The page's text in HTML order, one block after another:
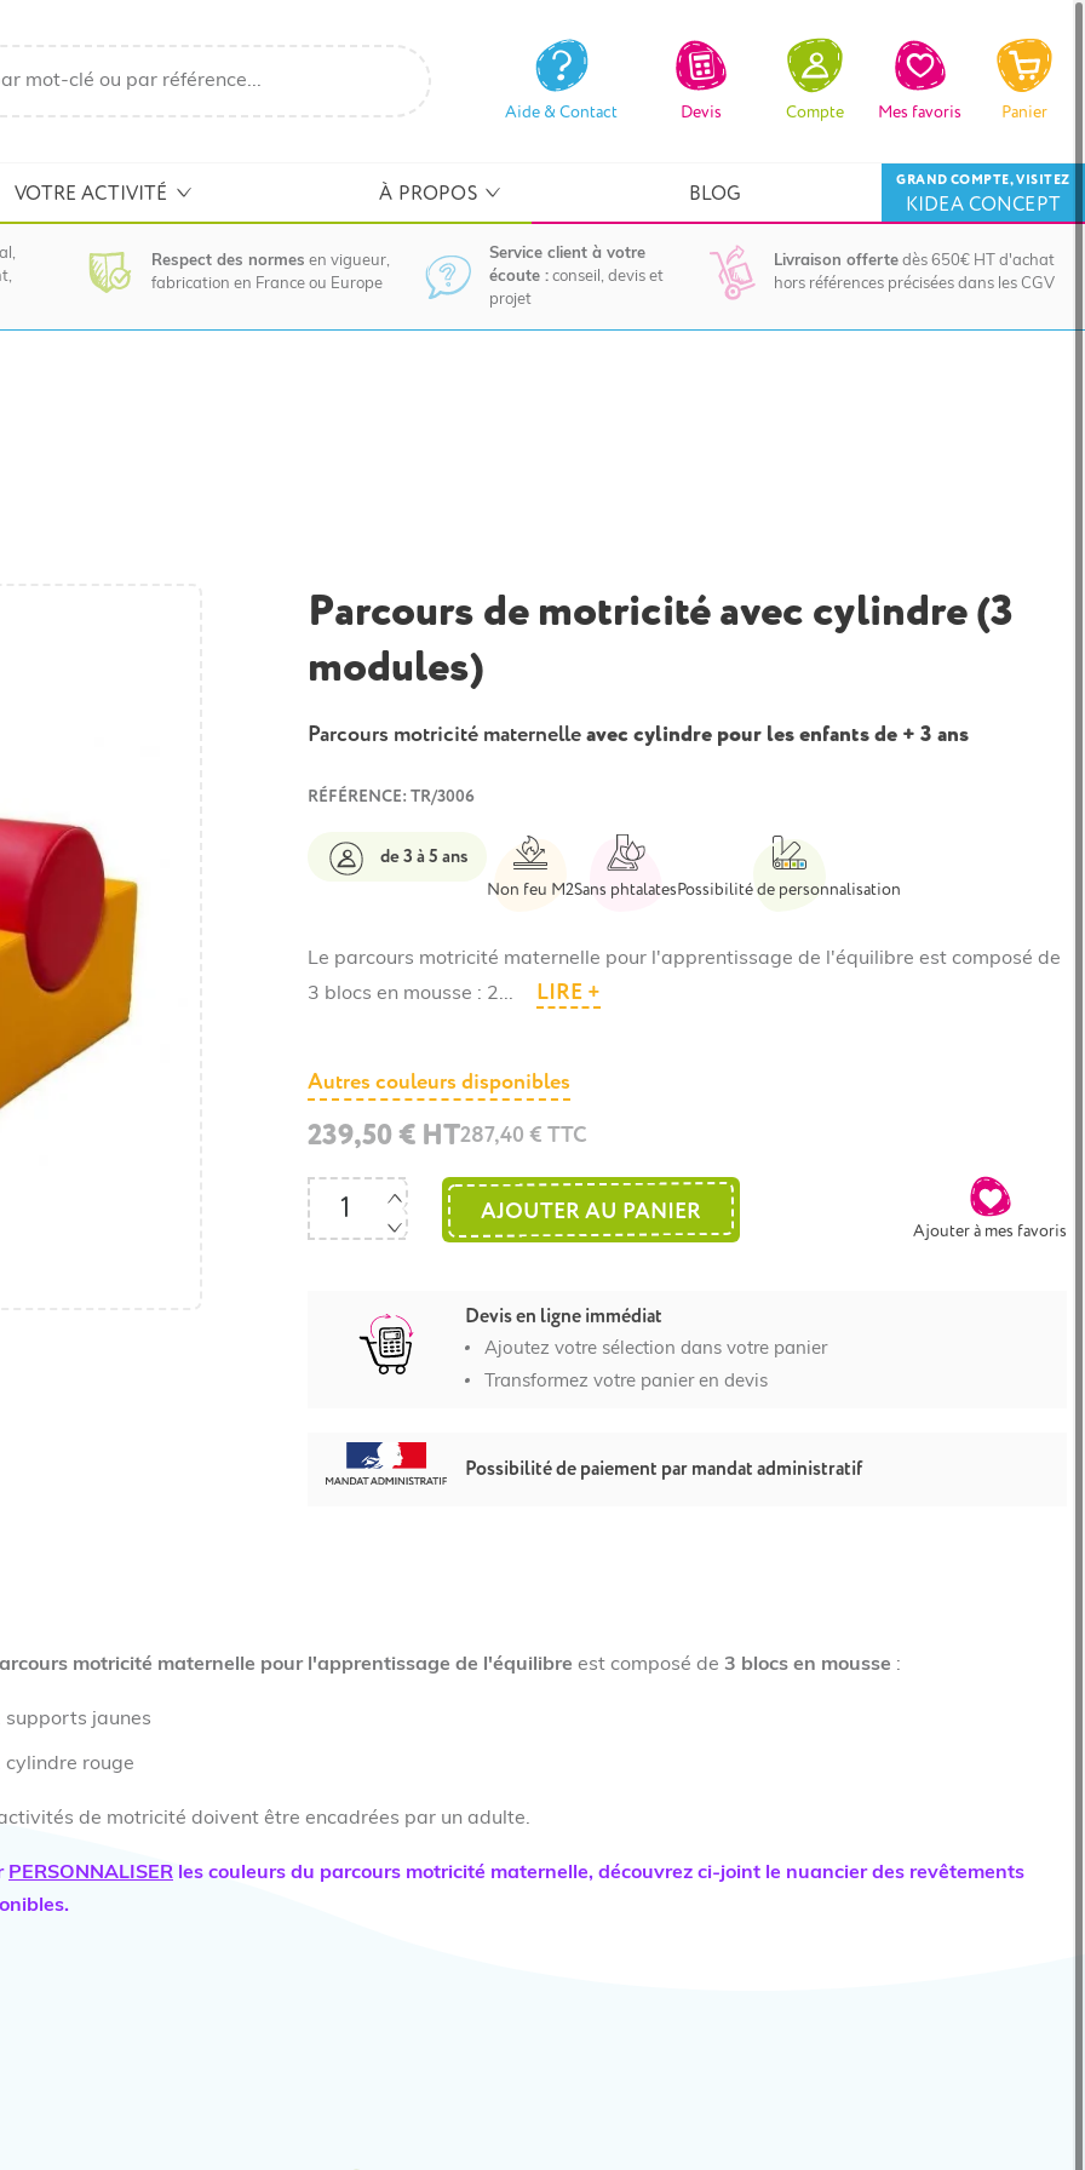
Aide & Contact Devis Compte Mes favoris Panier
VOTRE ACTIVITÉ À PROPOS BLOG KIDEA CONCEPT
GRAND COMPTE, VISITEZ
Respect des normes en vigueur,
fabrication en France ou Europe
Service client à votre
écoute : conseil, devis et
projet
Livraison offerte dès 650€ HT d'achat
hors références précisées dans les CGV
Parcours de motricité avec cylindre (3
modules)
Parcours motricité maternelleavec cylindre pour les enfants de + 3 ans
RÉFÉRENCE: TR/3006
de 3 à 5 ans
Non feu M2Sans phtalatesPossibilité de personnalisation
Le parcours motricité maternelle pour l'apprentissage de l'équilibre est composé de
3 blocs en mousse : 2...
LIRE +
Autres couleurs disponibles
239,50 € HT287,40 € TTC
AJOUTER AU PANIER
Ajouter à mes favoris
Devis en ligne immédiat
Ajoutez votre sélection dans votre panier
Transformez votre panier en devis
Possibilité de paiement par mandat administratif
motricité maternelle pour l'apprentissage de l'équilibre est composé de 3 blocs en mousse :
supports jaunes
cylindre rouge
de motricité doivent être encadrées par un adulte.
PERSONNALISER les couleurs du parcours motricité maternelle, découvrez ci-joint le nuancier des revêtements